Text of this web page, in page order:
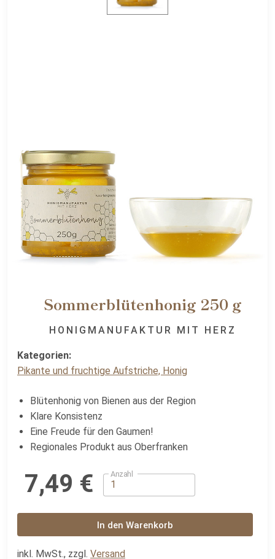
Sommerblütenhonig 250 g
HONIGMANUFAKTUR MIT HERZ
Kategorien:
Pikante und fruchtige Aufstriche, Honig
Blütenhonig von Bienen aus der Region
Klare Konsistenz
Eine Freude für den Gaumen!
Regionales Produkt aus Oberfranken
7,49 € Anzahl
In den Warenkorb
inkl. MwSt., zzgl. Versand